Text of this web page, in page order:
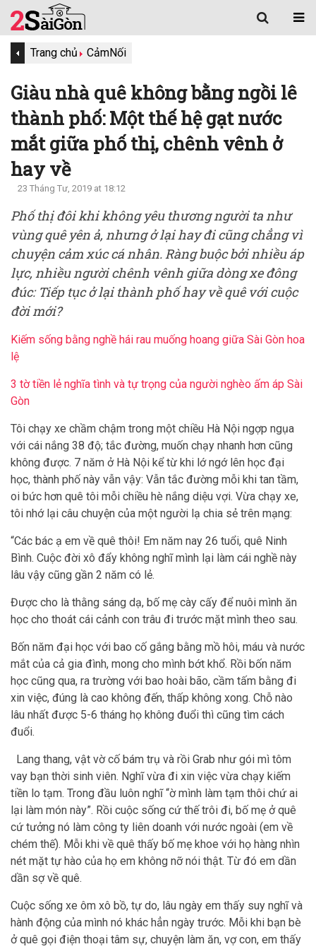
Trang chủ CảmNối
Giàu nhà quê không bằng ngồi lê
thành phố: Một thế hệ gạt nước
mắt giữa phố thị, chênh vênh ở
hay về
23 Tháng Tư, 2019 at 18:12
Phố thị đôi khi không yêu thương người ta như
vùng quê yên ả, nhưng ở lại hay đi cũng chẳng vì
chuyện cảm xúc cá nhân. Ràng buộc bởi nhiều áp
lực, nhiều người chênh vênh giữa dòng xe đông
đúc: Tiếp tục ở lại thành phố hay về quê với cuộc
đời mới?
Kiếm sống bằng nghề hái rau muống hoang giữa Sài Gòn hoa
lệ
3 tờ tiền lẻ nghĩa tình và tự trọng của người nghèo ấm áp Sài
Gòn
Tôi chạy xe chầm chậm trong một chiều Hà Nội ngợp ngụa
với cái nắng 38 độ; tắc đường, muốn chạy nhanh hơn cũng
không được. 7 năm ở Hà Nội kể từ khi lớ ngớ lên học đại
học, thành phố này vẫn vậy: Vẫn tắc đường mỗi khi tan tầm,
oi bức hơn quê tôi mỗi chiều hè nắng diệu vợi. Vừa chạy xe,
tôi nhớ lại câu chuyện của một người lạ chia sẻ trên mạng:
“Các bác ạ em về quê thôi! Em năm nay 26 tuổi, quê Ninh
Bình. Cuộc đời xô đẩy không nghĩ mình lại làm cái nghề này
lâu vậy cũng gần 2 năm có lẻ.
Được cho là thằng sáng dạ, bố mẹ cày cấy để nuôi mình ăn
học cho thoát cái cảnh con trâu đi trước mặt mình theo sau.
Bốn năm đại học với bao cố gắng bằng mồ hôi, máu và nước
mắt của cả gia đình, mong cho mình bớt khổ. Rồi bốn năm
học cũng qua, ra trường với bao hoài bão, cầm tấm bằng đi
xin việc, đúng là cao không đến, thấp không xong. Chỗ nào
lâu nhất được 5-6 tháng họ không đuổi thì cũng tìm cách
đuổi.
Lang thang, vật vờ cố bám trụ và rồi Grab như gói mì tôm
vay bạn thời sinh viên. Nghĩ vừa đi xin việc vừa chạy kiếm
tiền lo tạm. Trong đầu luôn nghĩ “ờ mình làm tạm thôi chứ ai
lại làm món này”. Rồi cuộc sống cứ thế trôi đi, bố mẹ ở quê
cứ tưởng nó làm công ty liên doanh với nước ngoài (em về
chém thế). Mỗi khi về quê thấy bố mẹ khoe với họ hàng nhìn
nét mặt tự hào của họ em không nỡ nói thật. Từ đó em dần
dần sợ về quê.
Cuộc sống xe ôm xô bồ, tự do, lâu ngày em thấy suy nghĩ và
hành động của mình nó khác hẳn ngày trước. Mỗi khi bạn bè
ở quê gọi điện thoại tâm sự, chuyện làm ăn, vợ con, em thấy